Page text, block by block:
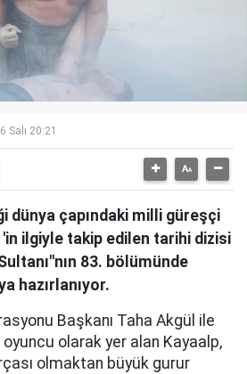
Salı 20:21
dünya çapındaki milli güreşçi
ilgiyle takip edilen tarihi dizisi
83. bölümünde
hazırlanıyor.
Başkanı Taha Akgül ile
olarak yer alan Kayaalp,
olmaktan büyük gurur